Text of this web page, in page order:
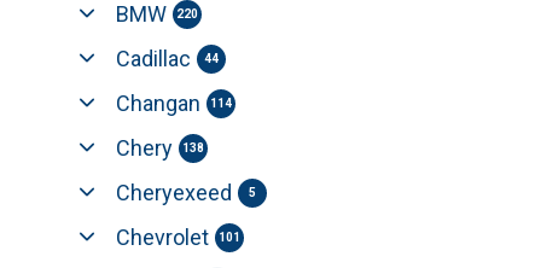
BMW 220
Cadillac 44
Changan 114
Chery 138
Cheryexeed 5
Chevrolet 101